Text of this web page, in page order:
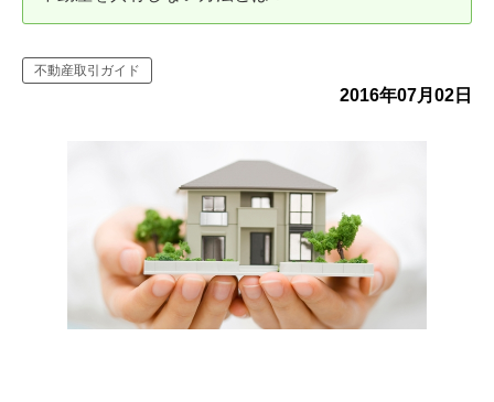
不動産取引ガイド
2016年07月02日